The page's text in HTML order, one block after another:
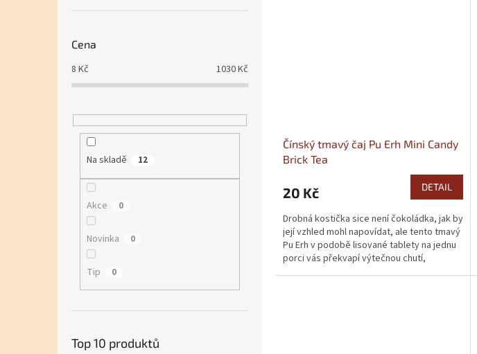
Cena
8 Kč 1030Kč
Na skladě 12
Akce 0
Novinka 0
Tip 0
Top 10 produktů
Čínský tmavý čaj Pu Erh Mini Candy
Brick Tea
20 Kč DETAIL
Drobná kostička sice není čokoládka, jak by
její vzhled mohl napovídat, ale tento tmavý
Pu Erh v podobě lisované tablety na jednu
porci vás překvapí výtečnou chutí,
skutečně...